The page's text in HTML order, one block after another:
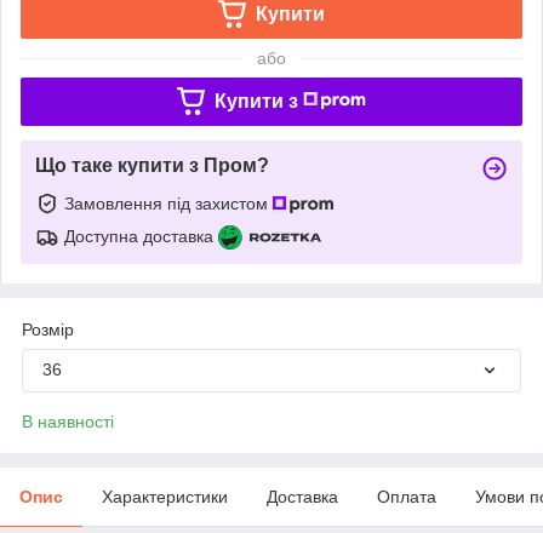
Купити
або
Купити з
Що таке купити з Пром?
Замовлення під захистом
Доступна доставка
Розмір
36
В наявності
Опис Характеристики Доставка Оплата Умови